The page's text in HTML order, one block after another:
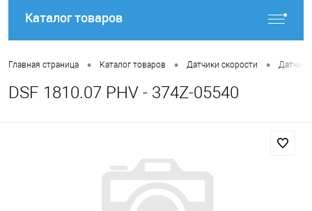
Каталог товаров
Главная страница • Каталог товаров • Датчики скорости •
DSF 1810.07 PHV - 374Z-05540